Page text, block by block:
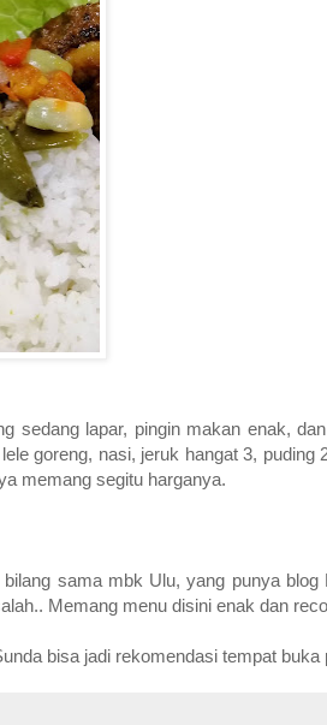
sedang lapar, pingin makan enak,
goreng, nasi, jeruk hangat 3, puding
memang segitu harganya.
sama mbk Ulu, yang punya blog
Memang menu disini enak dan
bisa jadi rekomendasi tempat buka